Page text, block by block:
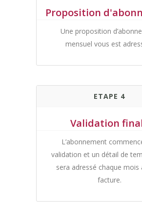
Proposition
Une proposition
mensuel vous est
ETAPE 4
Validation
L’abonnement
validation et un détail de
sera adressé chaque mois
facture.